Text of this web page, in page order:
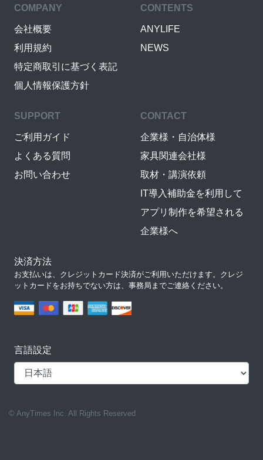
COMPANY
会社概要
利用規約
特定商取引に基づく表記
個人情報保護方針
CONTENTS
ANYLIFE
NEWS
SUPPORT
ご利用ガイド
よくある質問
お問い合わせ
CONTACT
企業様・自治体様
家具関連会社様
取材・講演依頼
IT導入補助金を利用して
アプリ制作を希望される
企業様へ
決済方法
お支払いは、クレジットカード決済がご利用いただけます。クレジ
ットカードをお持ちでない方は、事務局までご連絡ください。
言語設定
© AnyTimes Inc. All Rights Reserved